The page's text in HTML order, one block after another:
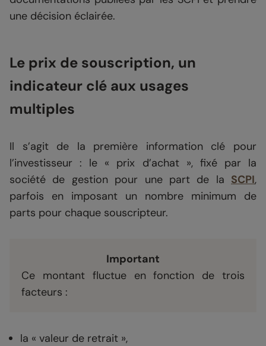
une décision éclairée.
Le prix de souscription, un
indicateur clé aux usages
multiples
Il s’agit de la première information clé pour
l’investisseur : le « prix d’achat », fixé par la
société de gestion pour une part de la SCPI,
parfois en imposant un nombre minimum de
parts pour chaque souscripteur.
Important
Ce montant fluctue en fonction de trois
facteurs :
la « valeur de retrait »,